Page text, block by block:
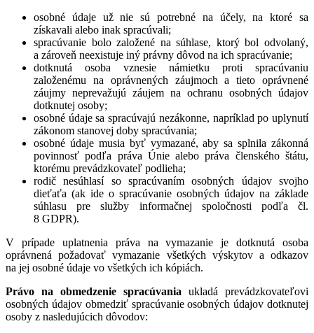
osobné údaje už nie sú potrebné na účely, na ktoré sa
získavali alebo inak spracúvali;
spracúvanie bolo založené na súhlase, ktorý bol odvolaný,
a zároveň neexistuje iný právny dôvod na ich spracúvanie;
dotknutá osoba vznesie námietku proti spracúvaniu
založenému na oprávnených záujmoch a tieto oprávnené
záujmy neprevažujú záujem na ochranu osobných údajov
dotknutej osoby;
osobné údaje sa spracúvajú nezákonne, napríklad po uplynutí
zákonom stanovej doby spracúvania;
osobné údaje musia byť vymazané, aby sa splnila zákonná
povinnosť podľa práva Únie alebo práva členského štátu,
ktorému prevádzkovateľ podlieha;
rodič nesúhlasí so spracúvaním osobných údajov svojho
dieťaťa (ak ide o spracúvanie osobných údajov na základe
súhlasu pre služby informačnej spoločnosti podľa čl.
8 GDPR).
V prípade uplatnenia práva na vymazanie je dotknutá osoba
oprávnená požadovať vymazanie všetkých výskytov a odkazov
na jej osobné údaje vo všetkých ich kópiách.
Právo na obmedzenie spracúvania ukladá prevádzkovateľovi
osobných údajov obmedziť spracúvanie osobných údajov dotknutej
osoby z nasledujúcich dôvodov: